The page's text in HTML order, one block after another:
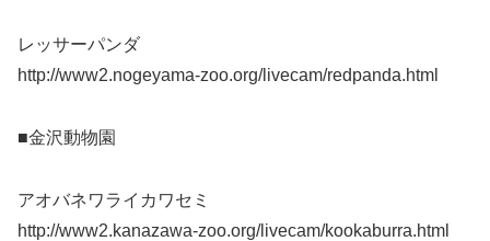
レッサーパンダ
http://www2.nogeyama-zoo.org/livecam/redpanda.html
■金沢動物園
アオバネワライカワセミ
http://www2.kanazawa-zoo.org/livecam/kookaburra.html